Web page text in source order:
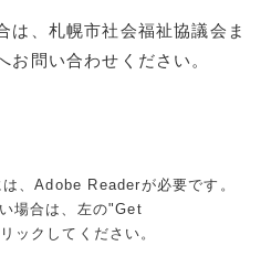
、札幌市社会福祉協議会ま
お問い合わせください。
、Adobe Readerが必要です。
場合は、左の"Get
ックしてください。